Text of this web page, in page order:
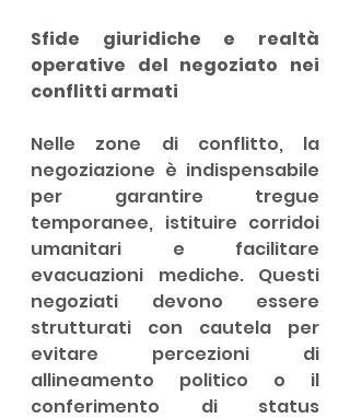
Sfide giuridiche e realtà
operative del negoziato nei
conflitti armati
Nelle zone di conflitto, la
negoziazione è indispensabile
per garantire tregue
temporanee, istituire corridoi
umanitari e facilitare
evacuazioni mediche. Questi
negoziati devono essere
strutturati con cautela per
evitare percezioni di
allineamento politico o il
conferimento di status